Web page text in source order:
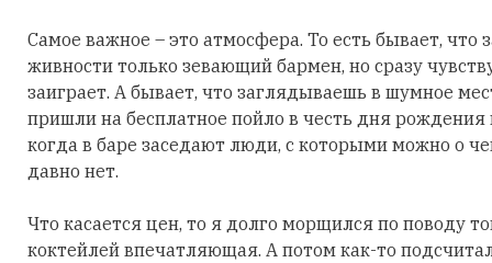
Самое важное – это атмосфера. То есть бывает, что
живности только зевающий бармен, но сразу
заиграет. А бывает, что заглядываешь в шумное
пришли на бесплатное пойло в честь дня рождения
когда в баре заседают люди, с которыми можно о
давно нет.
Что касается цен, то я долго морщился по поводу
коктейлей впечатляющая. А потом как-то